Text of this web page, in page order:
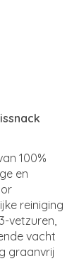
100%
en
reiniging
vetzuren,
vacht
graanvrij